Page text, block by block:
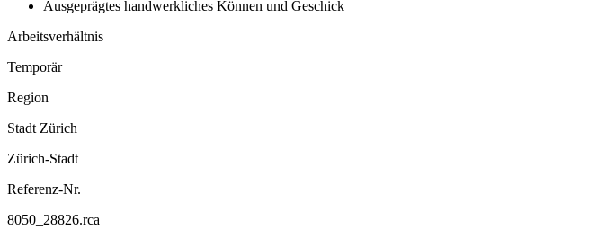
Ausgeprägtes handwerkliches Können und Geschick
Arbeitsverhältnis
Temporär
Region
Stadt Zürich
Zürich-Stadt
Referenz-Nr.
8050_28826.rca